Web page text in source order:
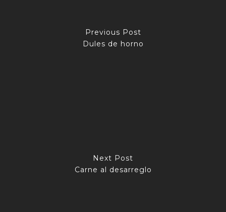
Previous Post
Dules de horno
Next Post
Carne al desarreglo